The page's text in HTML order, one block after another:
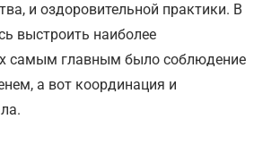
и оздоровительной практики. В
выстроить наиболее
самым главным было соблюдение
а вот координация и